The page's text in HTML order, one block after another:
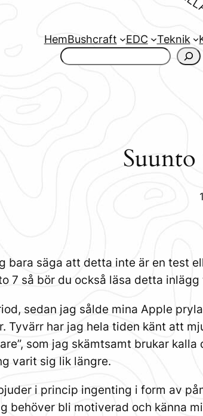
HemBushcraft EDC Teknik
bara säga att detta inte är en test
7 så bör du också läsa detta
sedan jag sålde mina Apple
Tyvärr har jag hela tiden känt att
som jag skämtsamt brukar
varit sig lik längre.
i princip ingenting i form av
behöver bli motiverad och känna